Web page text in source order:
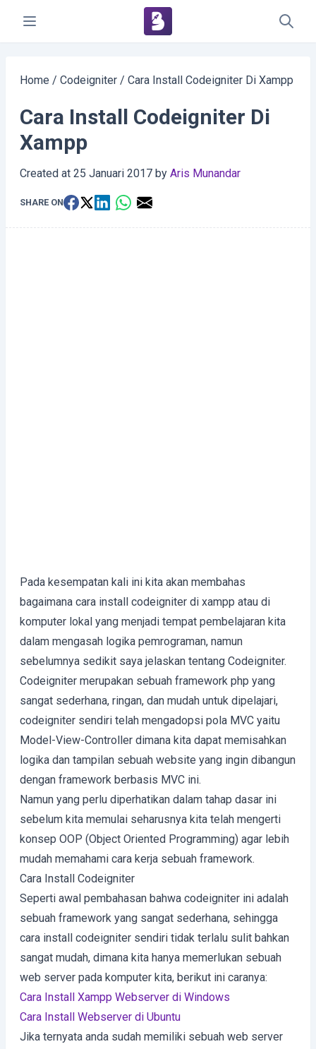
Home / Codeigniter / Cara Install Codeigniter Di Xampp
Cara Install Codeigniter Di
Xampp
Created at 25 Januari 2017 by Aris Munandar
SHARE ON
Pada kesempatan kali ini kita akan membahas
bagaimana cara install codeigniter di xampp atau di
komputer lokal yang menjadi tempat pembelajaran kita
dalam mengasah logika pemrograman, namun
sebelumnya sedikit saya jelaskan tentang Codeigniter.
Codeigniter merupakan sebuah framework php yang
sangat sederhana, ringan, dan mudah untuk dipelajari,
codeigniter sendiri telah mengadopsi pola MVC yaitu
Model-View-Controller dimana kita dapat memisahkan
logika dan tampilan sebuah website yang ingin dibangun
dengan framework berbasis MVC ini.
Namun yang perlu diperhatikan dalam tahap dasar ini
sebelum kita memulai seharusnya kita telah mengerti
konsep OOP (Object Oriented Programming) agar lebih
mudah memahami cara kerja sebuah framework.
Cara Install Codeigniter
Seperti awal pembahasan bahwa codeigniter ini adalah
sebuah framework yang sangat sederhana, sehingga
cara install codeigniter sendiri tidak terlalu sulit bahkan
sangat mudah, dimana kita hanya memerlukan sebuah
web server pada komputer kita, berikut ini caranya:
Cara Install Xampp Webserver di Windows
Cara Install Webserver di Ubuntu
Jika ternyata anda sudah memiliki sebuah web server